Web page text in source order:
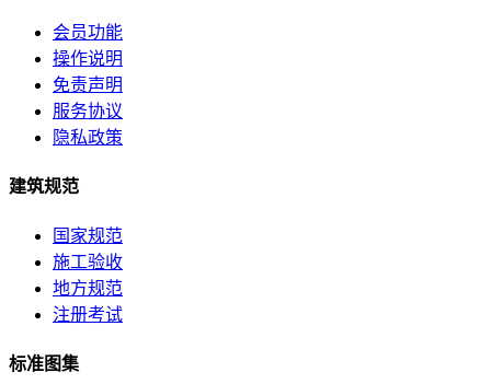
会员功能
操作说明
免责声明
服务协议
隐私政策
建筑规范
国家规范
施工验收
地方规范
注册考试
标准图集